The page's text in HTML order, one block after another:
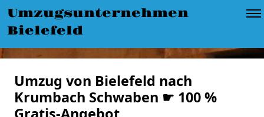
Umzugsunternehmen
Bielefeld
Umzug von Bielefeld nach
Krumbach Schwaben ☛ 100 %